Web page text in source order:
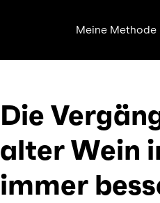
Meine Methode
Die
alter Wein
immer